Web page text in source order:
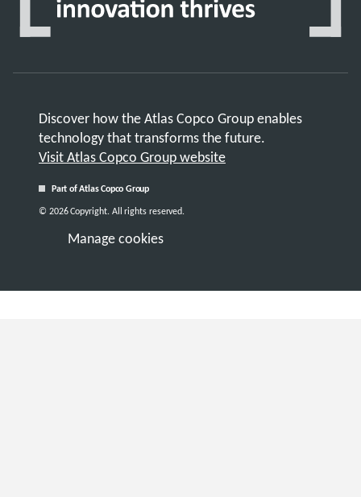
Discover how the Atlas Copco Group enables
technology that transforms the future.
Visit Atlas Copco Group website
Part of Atlas Copco Group
Manage cookies
© 2026 Copyright. All rights reserved.